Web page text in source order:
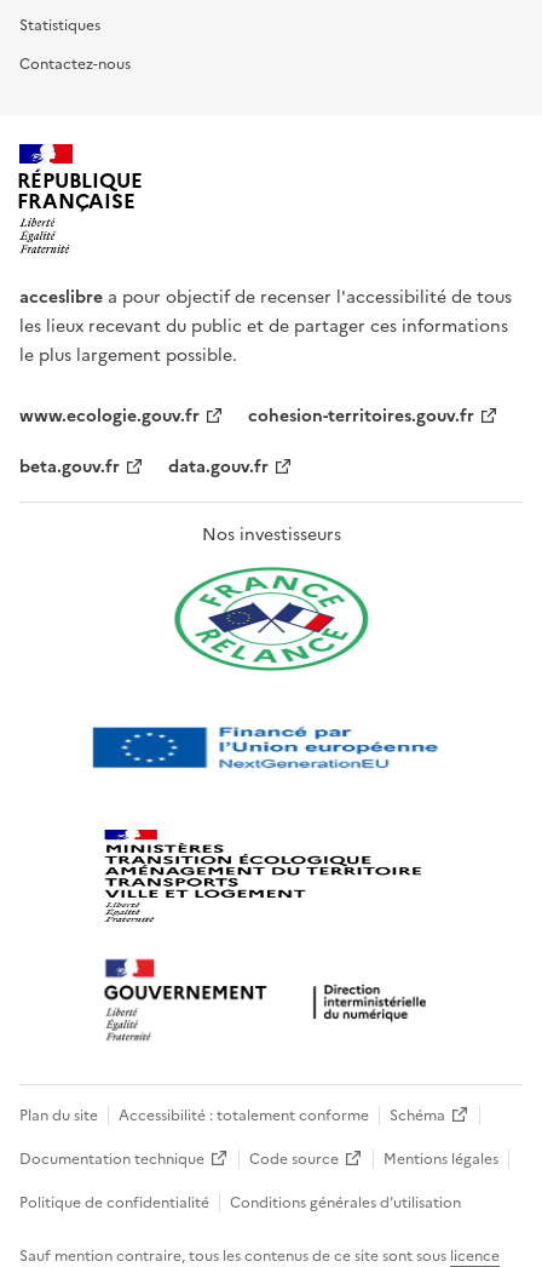
Statistiques
Contactez-nous
RÉPUBLIQUE
FRANÇAISE
acceslibre a pour objectif de recenser l'accessibilité de tous
les lieux recevant du public et de partager ces informations
le plus largement possible.
www.ecologie.gouv.fr
cohesion-territoires.gouv.fr
beta.gouv.fr
data.gouv.fr
Nos investisseurs
Plan du site Accessibilité : totalement conforme
Schéma
Documentation technique
Code source
Mentions légales
Politique de confidentialité
Conditions générales d’utilisation
Sauf mention contraire, tous les contenus de ce site sont sous licence